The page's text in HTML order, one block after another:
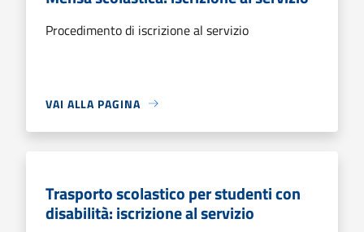
Procedimento di iscrizione al servizio
VAI ALLA PAGINA
Trasporto scolastico per studenti con
disabilità: iscrizione al servizio